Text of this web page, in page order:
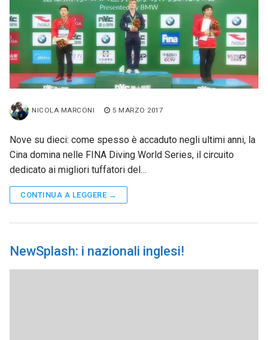
NICOLA MARCONI 5 MARZO 2017
Nove su dieci: come spesso è accaduto negli ultimi anni, la
Cina domina nelle FINA Diving World Series, il circuito
dedicato ai migliori tuffatori del…
CONTINUA A LEGGERE →
NewSplash: i nazionali inglesi!